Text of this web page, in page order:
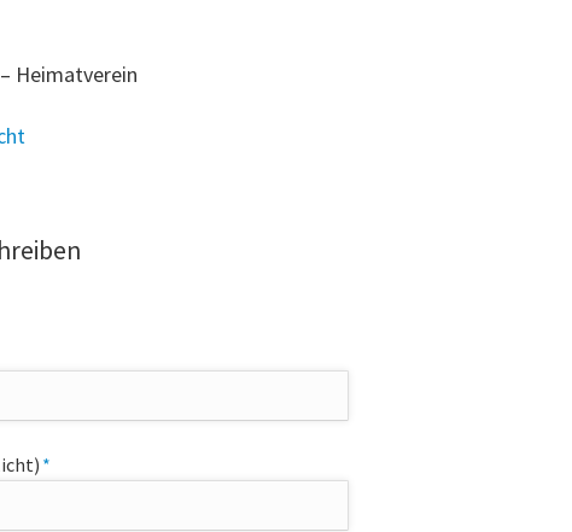
Heimatverein
*